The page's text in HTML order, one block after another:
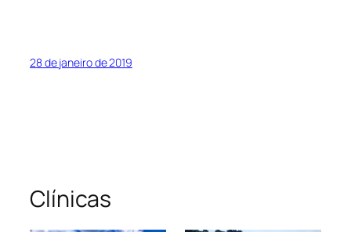
28 de janeiro de 2019
Clínicas